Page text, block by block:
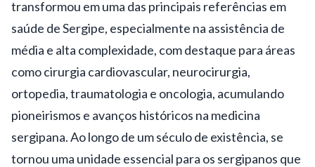
transformou em uma das principais referências em
saúde de Sergipe, especialmente na assistência de
média e alta complexidade, com destaque para áreas
como cirurgia cardiovascular, neurocirurgia,
ortopedia, traumatologia e oncologia, acumulando
pioneirismos e avanços históricos na medicina
sergipana. Ao longo de um século de existência, se
tornou uma unidade essencial para os sergipanos que